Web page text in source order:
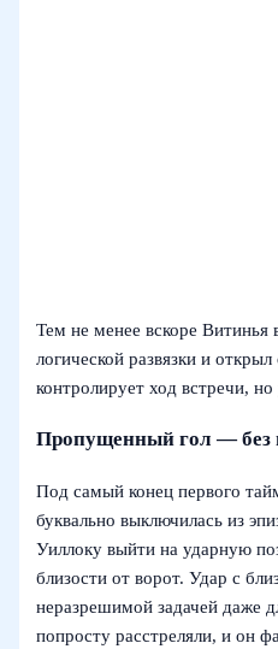
Тем не менее вскоре Витинья
логической развязки и
контролирует ход встречи,
Пропущенный гол — без
Под самый конец первого
буквально выключилась из
Уиллоку выйти на ударную
близости от ворот. Удар с
неразрешимой задачей даже
попросту расстреляли, и он